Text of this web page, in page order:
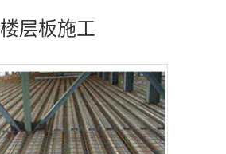
楼层板施工